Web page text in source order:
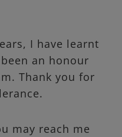
I have learnt
an honour
Thank you for
may reach me